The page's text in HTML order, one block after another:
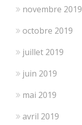
novembre 2019
octobre 2019
juillet 2019
juin 2019
mai 2019
avril 2019